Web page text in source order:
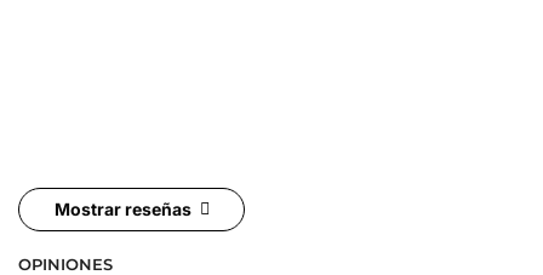
Mostrar reseñas
OPINIONES